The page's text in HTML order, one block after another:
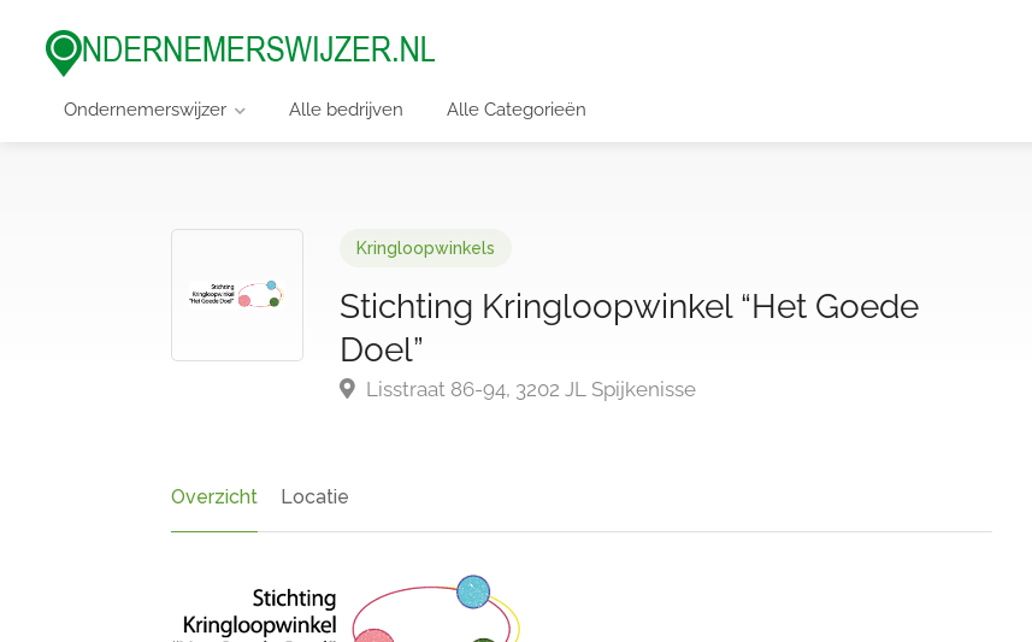
Ondernemerswijzer Alle bedrijven Alle Categorieën
Kringloopwinkels
Stichting Kringloopwinkel “Het Goede
Doel”
Lisstraat 86-94, 3202 JL Spijkenisse
Overzicht Locatie